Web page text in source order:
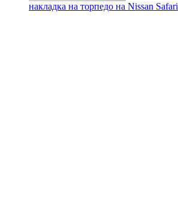
накладка на торпедо на Nissan Safari